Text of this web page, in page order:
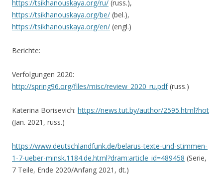
https://tsikhanouskaya.org/ru/ (russ.),
https://tsikhanouskaya.org/be/ (bel.),
https://tsikhanouskaya.org/en/ (engl.)
Berichte:
Verfolgungen 2020:
http://spring96.org/files/misc/review_2020_ru.pdf(russ.)
Katerina Borisevich: https://news.tut.by/author/2595.html?hot
(Jan. 2021, russ.)
https://www.deutschlandfunk.de/belarus-texte-und-stimmen-
1-7-ueber-minsk.1184.de.html?dram:article_id=489458 (Serie,
7 Teile, Ende 2020/Anfang 2021, dt.)